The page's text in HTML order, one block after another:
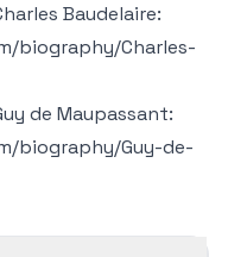
Baudelaire:
biography/Charles-
de Maupassant:
biography/Guy-de-